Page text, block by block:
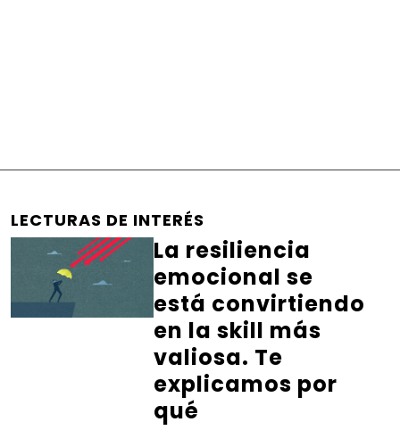
LECTURAS DE INTERÉS
La resiliencia
emocional se
está convirtiendo
en la skill más
valiosa. Te
explicamos por
qué